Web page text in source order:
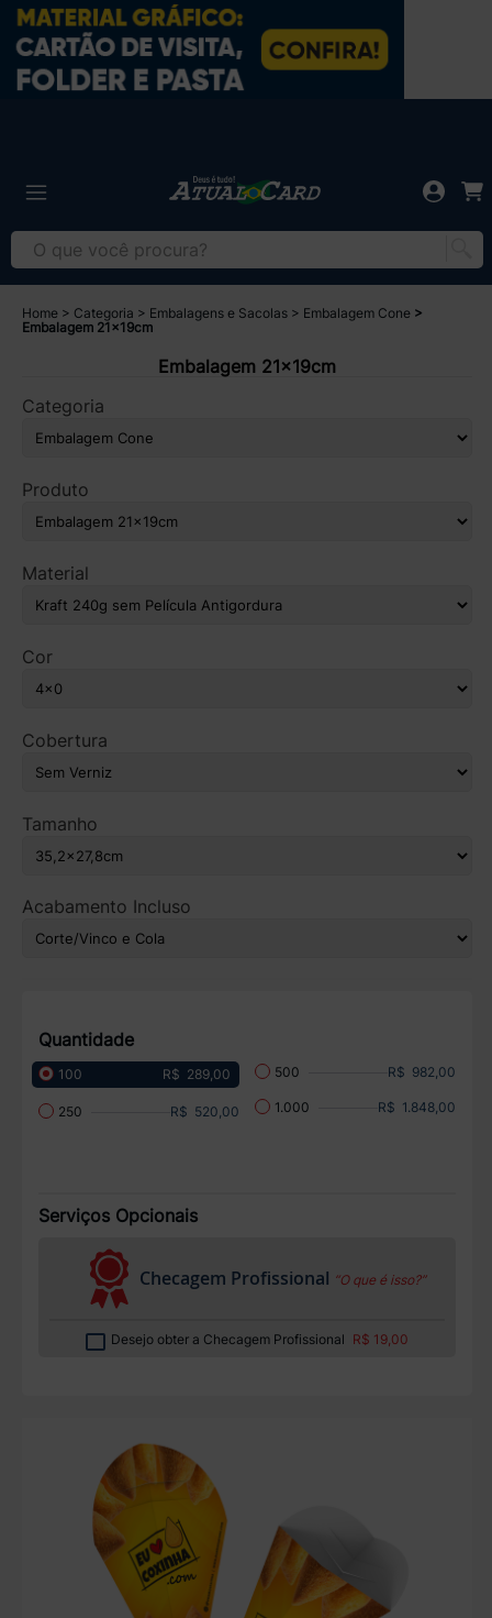
Home Categoria Embalagens e Sacolas
Embalagem Cone
Embalagem 21x19cm
Embalagem 21x19cm
Categoria
Produto
Material
Cor
Cobertura
Tamanho
Acabamento Incluso
Quantidade
100 R$ 289,00
250 R$ 520,00
500 R$ 982,00
1.000 R$ 1.848,00
Serviços Opcionais
Checagem Profissional “O que é isso?”
Desejo obter a Checagem Profissional R$ 19,00